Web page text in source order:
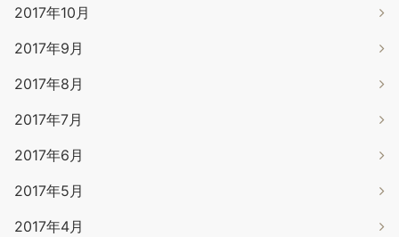
2017年10月
2017年9月
2017年8月
2017年7月
2017年6月
2017年5月
2017年4月